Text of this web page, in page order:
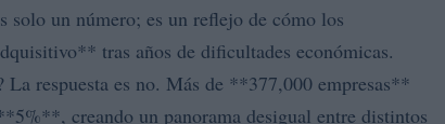
un número; es un reflejo de cómo los
tras años de dificultades económicas.
La respuesta es no. Más de **377,000 empresas**
creando un panorama desigual entre distintos